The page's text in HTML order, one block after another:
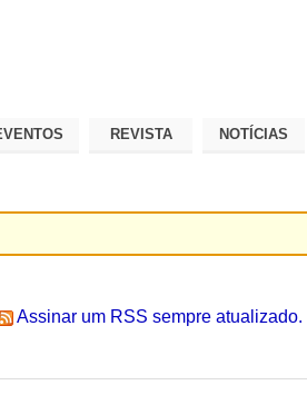
REVISTA NOTÍCIAS
Assinar um RSS sempre atualizado.